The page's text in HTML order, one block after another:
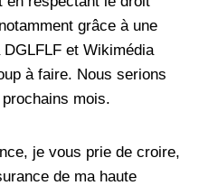
grâce à une
et Wikimédia
à faire. Nous serions
mois.
je vous prie de croire,
de ma haute